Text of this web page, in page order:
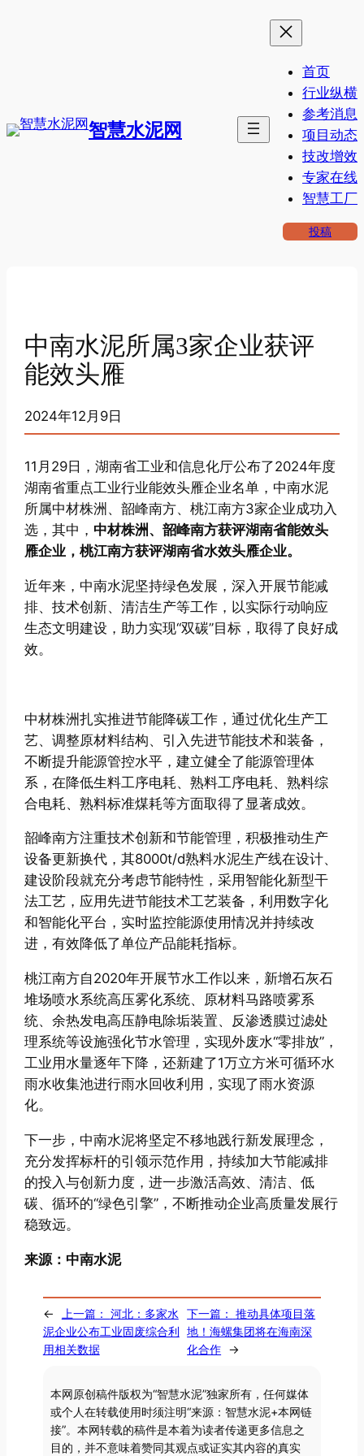
智慧水泥网
首页
行业纵横
参考消息
项目动态
技改增效
专家在线
智慧工厂
投稿
中南水泥所属3家企业获评
能效头雁
2024年12月9日
11月29日，湖南省工业和信息化厅公布了2024年度
湖南省重点工业行业能效头雁企业名单，中南水泥
所属中材株洲、韶峰南方、桃江南方3家企业成功入
选，其中， 中材株洲、韶峰南方获评湖南省能效头
雁企业，桃江南方获评湖南省水效头雁企业。
近年来，中南水泥坚持绿色发展，深入开展节能减
排、技术创新、清洁生产等工作，以实际行动响应
生态文明建设，助力实现“双碳”目标，取得了良好成
效。
中材株洲扎实推进节能降碳工作，通过优化生产工
艺、调整原材料结构、引入先进节能技术和装备，
不断提升能源管控水平，建立健全了能源管理体
系，在降低生料工序电耗、熟料工序电耗、熟料综
合电耗、熟料标准煤耗等方面取得了显著成效。
韶峰南方注重技术创新和节能管理，积极推动生产
设备更新换代，其8000t/d熟料水泥生产线在设计、
建设阶段就充分考虑节能特性，采用智能化新型干
法工艺，应用先进节能技术工艺装备，利用数字化
和智能化平台，实时监控能源使用情况并持续改
进，有效降低了单位产品能耗指标。
桃江南方自2020年开展节水工作以来，新增石灰石
堆场喷水系统高压雾化系统、原材料马路喷雾系
统、余热发电高压静电除垢装置、反渗透膜过滤处
理系统等设施强化节水管理，实现外废水“零排放”，
工业用水量逐年下降，还新建了1万立方米可循环水
雨水收集池进行雨水回收利用，实现了雨水资源
化。
下一步，中南水泥将坚定不移地践行新发展理念，
充分发挥标杆的引领示范作用，持续加大节能减排
的投入与创新力度，进一步激活高效、清洁、低
碳、循环的“绿色引擎”，不断推动企业高质量发展行
稳致远。
来源：中南水泥
← 上一篇： 河北：多家水
泥企业公布工业固废综合利
用相关数据
下一篇： 推动具体项目落
地！海螺集团将在海南深
化合作 →
本网原创稿件版权为“智慧水泥”独家所有，任何媒体
或个人在转载使用时须注明“来源：智慧水泥+本网链
接”。本网转载的稿件是本着为读者传递更多信息之
目的，并不意味着赞同其观点或证实其内容的真实